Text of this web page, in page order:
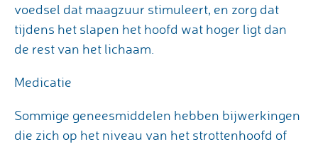
voedsel dat maagzuur stimuleert, en zorg dat
tijdens het slapen het hoofd wat hoger ligt dan
de rest van het lichaam.
Medicatie
Sommige geneesmiddelen hebben bijwerkingen
die zich op het niveau van het strottenhoofd of